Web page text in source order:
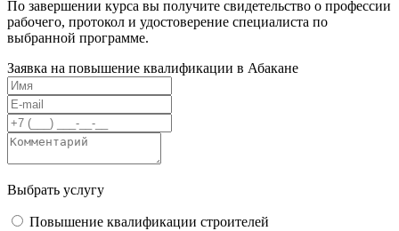
По завершении курса вы получите свидетельство о профессии
рабочего, протокол и удостоверение специалиста по
выбранной программе.
Заявка на повышение квалификации в Абакане
Выбрать услугу
Повышение квалификации строителей